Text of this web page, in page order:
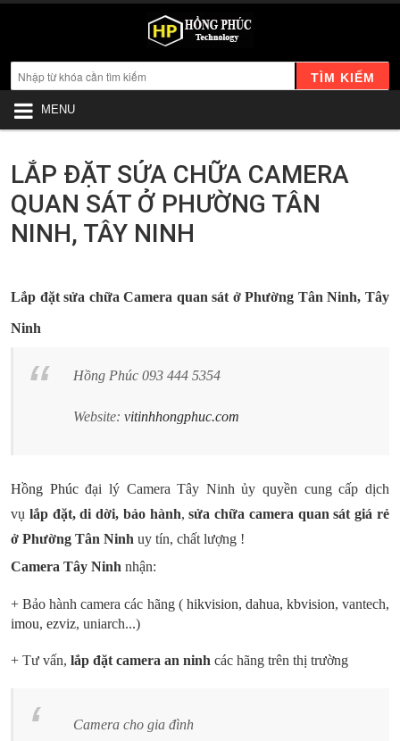
TÌM KIẾM
MENU
LẮP ĐẶT SỬA CHỮA CAMERA
QUAN SÁT Ở PHƯỜNG TÂN
NINH, TÂY NINH
Lắp đặt sửa chữa Camera quan sát ở Phường Tân Ninh, Tây
Ninh
Hồng Phúc 093 444 5354
Website: vitinhhongphuc.com
Hồng Phúcđại lý Camera Tây Ninh ủy quyền cung cấp dịch
vụ lắp đặt, di dời, bảo hành,sửa chữa camera quan sát giá rẻ
ở Phường Tân Ninh uy tín, chất lượng !
Camera Tây Ninh nhận:
+ Bảo hành camera các hãng ( hikvision, dahua, kbvision, vantech,
imou, ezviz, uniarch...)
+ Tư vấn, lắp đặt camera an ninh các hãng trên thị trường
Camera cho gia đình